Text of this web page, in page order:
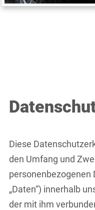
Diese
den Umfang und
personenbezogenen
„Daten“) innerhalb
der mit ihm